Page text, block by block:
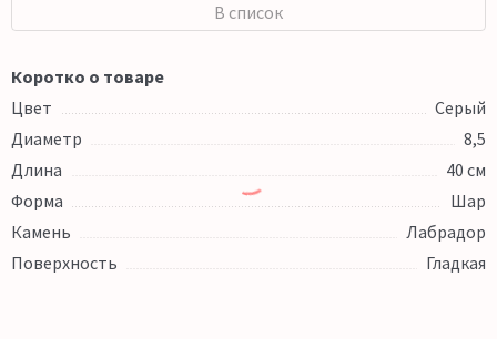
В список
Коротко о товаре
Цвет
Серый
Диаметр
8,5
Длина
40 см
Форма
Шар
Камень
Лабрадор
Поверхность
Гладкая